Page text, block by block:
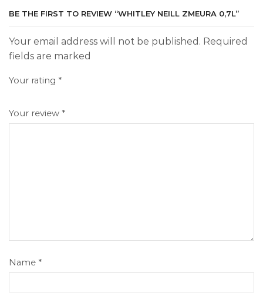
BE THE FIRST TO REVIEW “WHITLEY NEILL ZMEURA 0,7L”
Your email address will not be published. Required
fields are marked
Your rating *
Your review *
Name *